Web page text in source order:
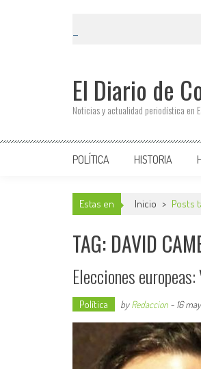
El Diario de
Noticias y actualidad periodística en
POLÍTICA HISTORIA
Estas en Inicio > Posts
TAG: DAVID
Elecciones
Política byRedaccion - 16